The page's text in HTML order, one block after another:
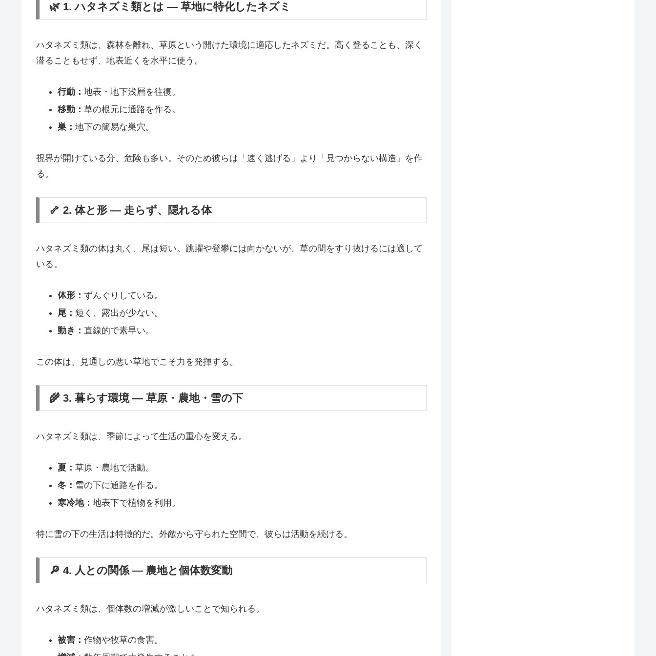
🌿 1. ハタネズミ類とは ― 草地に特化したネズミ
ハタネズミ類は、森林を離れ、草原という開けた環境に適応したネズミだ。高く登ることも、深く
潜ることもせず、地表近くを水平に使う。
行動： 地表・地下浅層を往復。
移動： 草の根元に通路を作る。
巣： 地下の簡易な巣穴。
視界が開けている分、危険も多い。そのため彼らは「速く逃げる」より「見つからない構造」を作
る。
🦴 2. 体と形 ― 走らず、隠れる体
ハタネズミ類の体は丸く、尾は短い。跳躍や登攀には向かないが、草の間をすり抜けるには適して
いる。
体形： ずんぐりしている。
尾： 短く、露出が少ない。
動き： 直線的で素早い。
この体は、見通しの悪い草地でこそ力を発揮する。
🌾 3. 暮らす環境 ― 草原・農地・雪の下
ハタネズミ類は、季節によって生活の重心を変える。
夏： 草原・農地で活動。
冬： 雪の下に通路を作る。
寒冷地： 地表下で植物を利用。
特に雪の下の生活は特徴的だ。外敵から守られた空間で、彼らは活動を続ける。
🔎 4. 人との関係 ― 農地と個体数変動
ハタネズミ類は、個体数の増減が激しいことで知られる。
被害： 作物や牧草の食害。